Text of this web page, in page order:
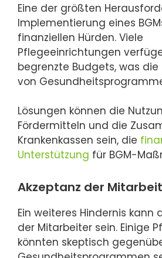
Eine der größten
Implementierung eines
finanziellen Hürden. Viele
Pflegeeinrichtungen
begrenzte Budgets, was die
von
Lösungen können die
Fördermitteln und die
Krankenkassen sein, die
Unterstützung für BGM-
Akzeptanz der
Ein weiteres Hindernis kann
der Mitarbeiter sein. Einige
könnten skeptisch